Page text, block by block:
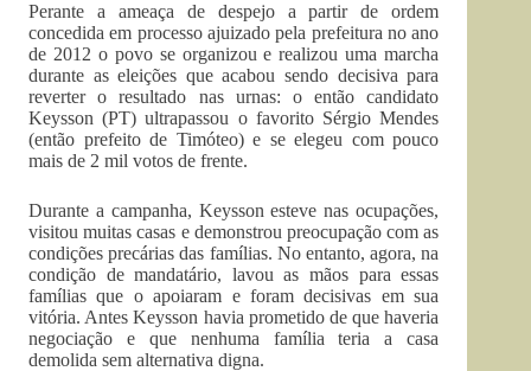
Perante a ameaça de despejo a partir de ordem
concedida em processo ajuizado pela prefeitura no ano
de 2012 o povo se organizou e realizou uma marcha
durante as eleições que acabou sendo decisiva para
reverter o resultado nas urnas: o então candidato
Keysson (PT) ultrapassou o favorito Sérgio Mendes
(então prefeito de Timóteo) e se elegeu com pouco
mais de 2 mil votos de frente.
Durante a campanha, Keysson esteve nas ocupações,
visitou muitas casas e demonstrou preocupação com as
condições precárias das famílias. No entanto, agora, na
condição de mandatário, lavou as mãos para essas
famílias que o apoiaram e foram decisivas em sua
vitória. Antes Keysson havia prometido de que haveria
negociação e que nenhuma família teria a casa
demolida sem alternativa digna.